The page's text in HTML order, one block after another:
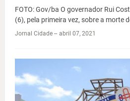
FOTO: Gov/ba O governador Rui
(6), pela primeira vez, sobre a morte
Jornal Cidade -- abril 07, 2021